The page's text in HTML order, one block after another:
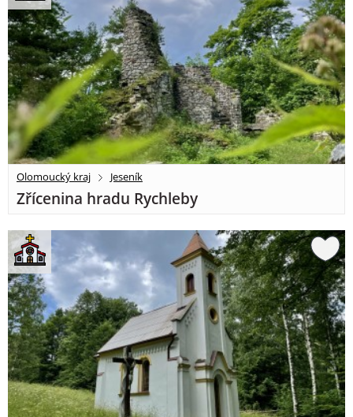
Olomoucký kraj Jeseník
Zřícenina hradu Rychleby